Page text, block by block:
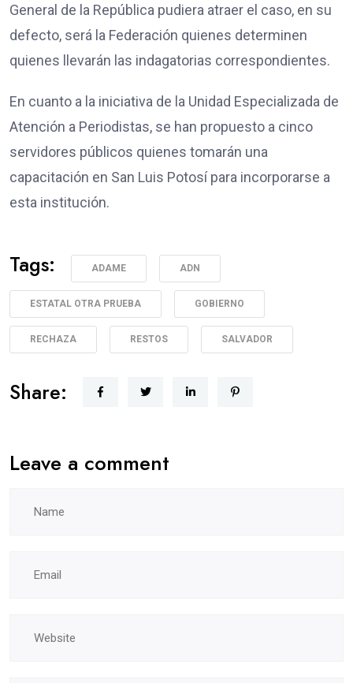
General de la República pudiera atraer el caso, en su
defecto, será la Federación quienes determinen
quienes llevarán las indagatorias correspondientes.
En cuanto a la iniciativa de la Unidad Especializada de
Atención a Periodistas, se han propuesto a cinco
servidores públicos quienes tomarán una
capacitación en San Luis Potosí para incorporarse a
esta institución.
Tags: ADAME ADN
ESTATAL OTRA PRUEBA GOBIERNO
RECHAZA RESTOS SALVADOR
Share:
Leave a comment